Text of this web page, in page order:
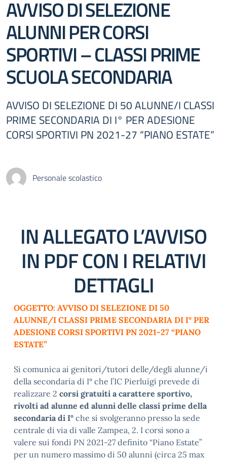
AVVISO DI SELEZIONE
ALUNNI PER CORSI
SPORTIVI – CLASSI PRIME
SCUOLA SECONDARIA
AVVISO DI SELEZIONE DI 50 ALUNNE/I CLASSI
PRIME SECONDARIA DI I° PER ADESIONE
CORSI SPORTIVI PN 2021-27 “PIANO ESTATE”
Personale scolastico
IN ALLEGATO L’AVVISO
IN PDF CON I RELATIVI
DETTAGLI
OGGETTO: AVVISO DI SELEZIONE DI 50
ALUNNE/I CLASSI PRIME SECONDARIA DI I° PER
ADESIONE CORSI SPORTIVI PN 2021-27 “PIANO
ESTATE”
Si comunica ai genitori/tutori delle/degli alunne/i
della secondaria di I° che l’IC Pierluigi prevede di
realizzare 2 corsi gratuiti a carattere sportivo,
rivolti ad alunne ed alunni delle classi prime della
secondaria di I° che si svolgeranno presso la sede
centrale di via di valle Zampea, 2. I corsi sono a
valere sui fondi PN 2021-27 definito “Piano Estate”
per un numero massimo di 50 alunni (circa 25 max